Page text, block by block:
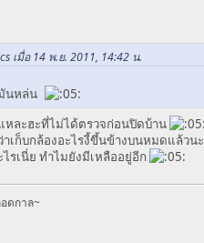
เมื่อ 14 พ.ย. 2011, 14:42 น.
นหล่น
หละฮะที่ไม่ได้ตรวจก่อนปิดบ้าน
เก็บกล้องอะไรงี้ขึ้นข้างบนหมดแล้วนะ
รเนี่ย ทำไมยังมีเหลืออยู่อีก
ดกาล~